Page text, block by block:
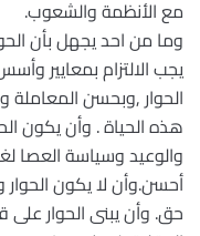
مع الأنظمة والشعوب.
وما من احد يجهل بأن
يجب الالتزام بمعايير
الحوار ,وبحسن المعاملة
هذه الحياة . وأن يكون
والوعيد وسياسة العصا
أحسن.وأن لا يكون
حق. وأن يبنى الحوار